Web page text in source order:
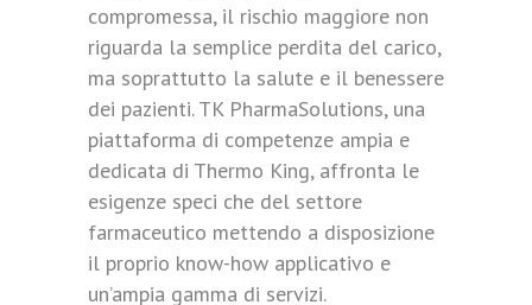
compromessa, il rischio maggiore non
riguarda la semplice perdita del carico,
ma soprattutto la salute e il benessere
dei pazienti. TK PharmaSolutions, una
piattaforma di competenze ampia e
dedicata di Thermo King, affronta le
esigenze speci che del settore
farmaceutico mettendo a disposizione
il proprio know-how applicativo e
un’ampia gamma di servizi.